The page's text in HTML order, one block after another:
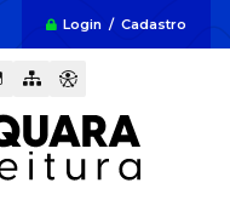
Login / Cadastro